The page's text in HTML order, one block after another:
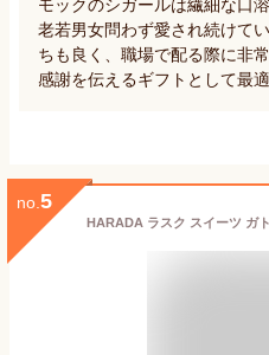
モックのシガールは繊細な口
老若男女問わず愛され続けて
ちも良く、職場で配る際に非
感謝を伝えるギフトとして最適
no. 5